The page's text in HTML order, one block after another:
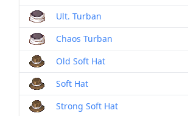
Ult. Turban
Chaos Turban
Old Soft Hat
Soft Hat
Strong Soft Hat